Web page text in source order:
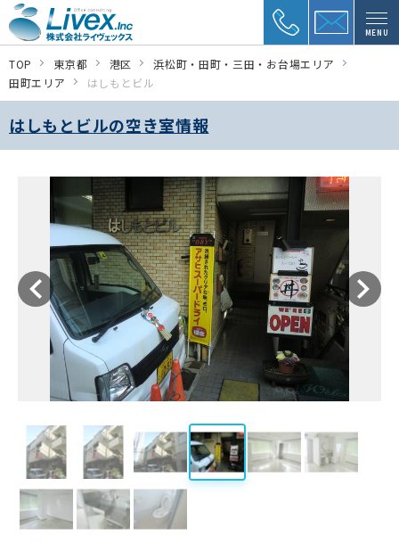
MENU
TOP 東京都 港区
浜松町・田町・三田・お台場エリア
田町エリア
はしもとビル
はしもとビルの空き室情報